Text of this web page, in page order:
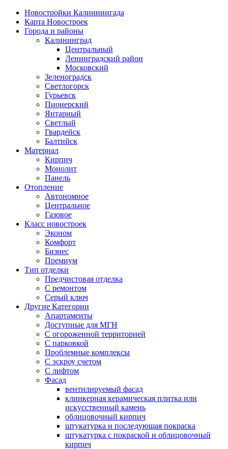
Новостройки Калиинингада
Карта Новостроек
Города и районы
Калининград
Центральный
Ленинградский район
Московский
Зеленоградск
Светлогорск
Гурьевск
Пионерский
Янтарный
Светлый
Гвардейск
Балтийск
Материал
Кирпич
Монолит
Панель
Отопление
Автономное
Центральное
Газовое
Класс новостроек
Эконом
Комфорт
Бизнес
Премиум
Тип отделки
Предчистовая отделка
С ремонтом
Серый ключ
Другие Категории
Апартаменты
Доступные для МГН
С огороженной территорией
С парковкой
Проблемные комплексы
С эскроу счетом
С лифтом
Фасад
вентилируемый фасад
клинкерная керамическая плитка или
искусственный камень
облицовочный кирпич
штукатурка и последующая покраска
штукатурка с покраской и облицовочный
кирпич